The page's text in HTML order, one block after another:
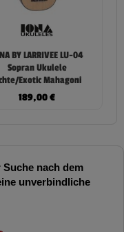
BY LARRIVEE LU-04
Sopran Ukulele
Exotic Mahagoni
189,00€
nach dem
unverbindliche